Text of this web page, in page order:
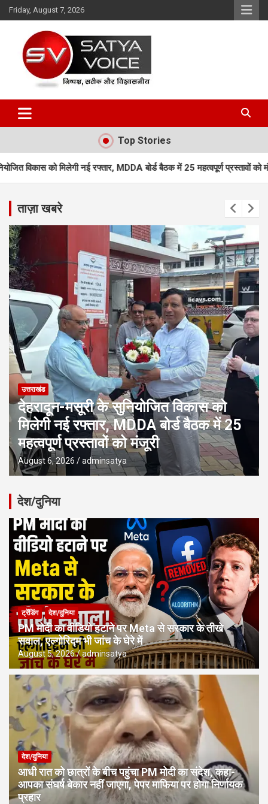
Skip
to
Friday, August 7, 2026
Satya Voice
Top Stories
नई रफ्तार, MDDA बोर्ड बैठक में 25 महत्वपूर्ण प्रस्तावों को मंजूरी
ताज़ा खबरे
उत्तराखंड
देहरादून-मसूरी के सुनियोजित विकास को
मिलेगी नई रफ्तार, MDDA बोर्ड बैठक में 25
महत्वपूर्ण प्रस्तावों को मंजूरी
August 6, 2026 adminsatya
देश/दुनिया
ट्रेंडिंग देश/दुनिया
PM मोदी का वीडियो हटाने पर Meta से सरकार के तीखे
सवाल, एल्गोरिद्म भी जांच के घेरे में
August 5, 2026 adminsatya
देश/दुनिया
आधी रात को छात्रों के बीच पहुंचा PM मोदी का संदेश, कहा-
आपका संघर्ष बेकार नहीं जाएगा, पेपर माफिया पर होगा निर्णायक
प्रहार